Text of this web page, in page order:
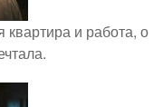
и работа, о